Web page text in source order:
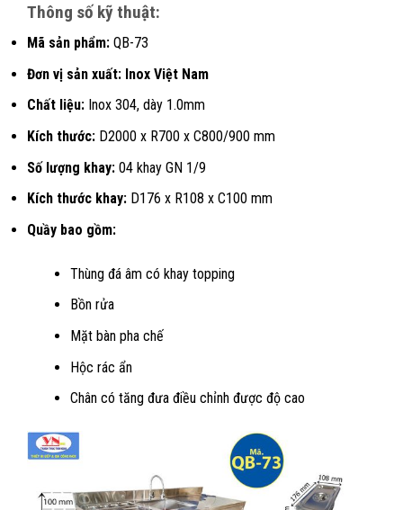
Thông số kỹ thuật:
Mã sản phẩm: QB-73
Đơn vị sản xuất: Inox Việt Nam
Chất liệu: Inox 304, dày 1.0mm
Kích thước: D2000 x R700 x C800/900 mm
Số lượng khay: 04 khay GN 1/9
Kích thước khay: D176 x R108 x C100 mm
Quầy bao gồm:
Thùng đá âm có khay topping
Bồn rửa
Mặt bàn pha chế
Hộc rác ẩn
Chân có tăng đưa điều chỉnh được độ cao